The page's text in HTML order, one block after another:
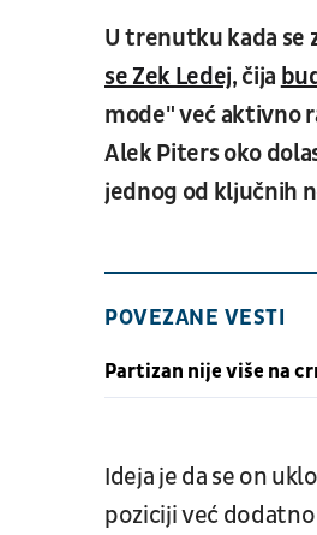
U trenutku kada se
se Zek Ledej, čija
mode" već aktivno
Alek Piters oko
jednog od ključnih
POVEZANE VESTI
Partizan nije više na
Ideja je da se on
poziciji već